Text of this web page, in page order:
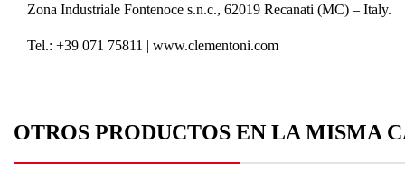
Zona Industriale Fontenoce s.n.c., 62019 Recanati (MC) – Italy.
Tel.: +39 071 75811 | www.clementoni.com
OTROS PRODUCTOS EN LA MISMA